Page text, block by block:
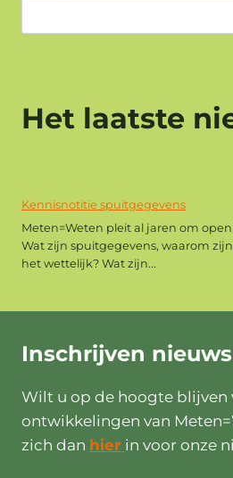
Het laatste
Kennisnotitie spuitgegevens
Meten=Weten pleit al jaren om
Wat zijn spuitgegevens, waarom
het wettelijk? Wat zijn...
Inschrijven
Wilt u op de hoogte blijven
ontwikkelingen van
zich dan hier in voor onze